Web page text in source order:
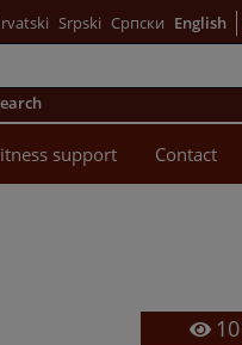
Srpski Српски English
support Contact